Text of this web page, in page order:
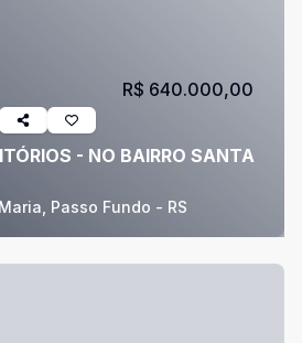
- NO BAIRRO SANTA
Passo Fundo - RS
R$ 640.000,00